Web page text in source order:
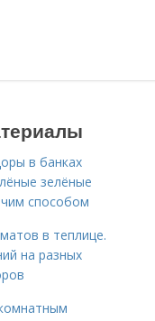
в банках
зелёные
способом
в теплице.
на разных